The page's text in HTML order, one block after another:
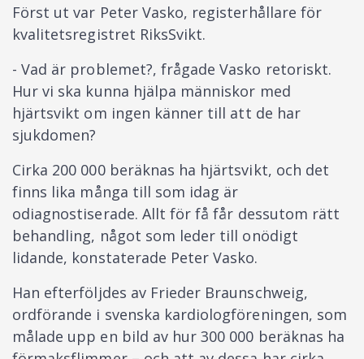
Först ut var Peter Vasko, registerhållare för
kvalitetsregistret RiksSvikt.
- Vad är problemet?, frågade Vasko retoriskt.
Hur vi ska kunna hjälpa människor med
hjärtsvikt om ingen känner till att de har
sjukdomen?
Cirka 200 000 beräknas ha hjärtsvikt, och det
finns lika många till som idag är
odiagnostiserade. Allt för få får dessutom rätt
behandling, något som leder till onödigt
lidande, konstaterade Peter Vasko.
Han efterföljdes av Frieder Braunschweig,
ordförande i svenska kardiologföreningen, som
målade upp en bild av hur 300 000 beräknas ha